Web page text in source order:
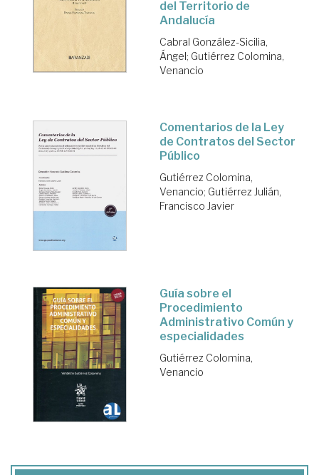
del Territorio de
Andalucía
Cabral González-Sicilia,
Ángel; Gutiérrez Colomina,
Venancio
Comentarios de la Ley
de Contratos del Sector
Público
Gutiérrez Colomina,
Venancio; Gutiérrez Julián,
Francisco Javier
Guía sobre el
Procedimiento
Administrativo Común y
especialidades
Gutiérrez Colomina,
Venancio